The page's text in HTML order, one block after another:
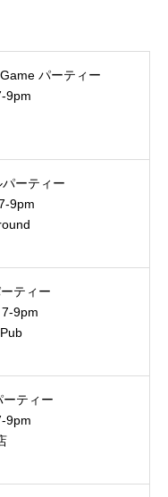
パーティー
9pm
ーティー
9pm
ティー
9pm
ティー
9pm